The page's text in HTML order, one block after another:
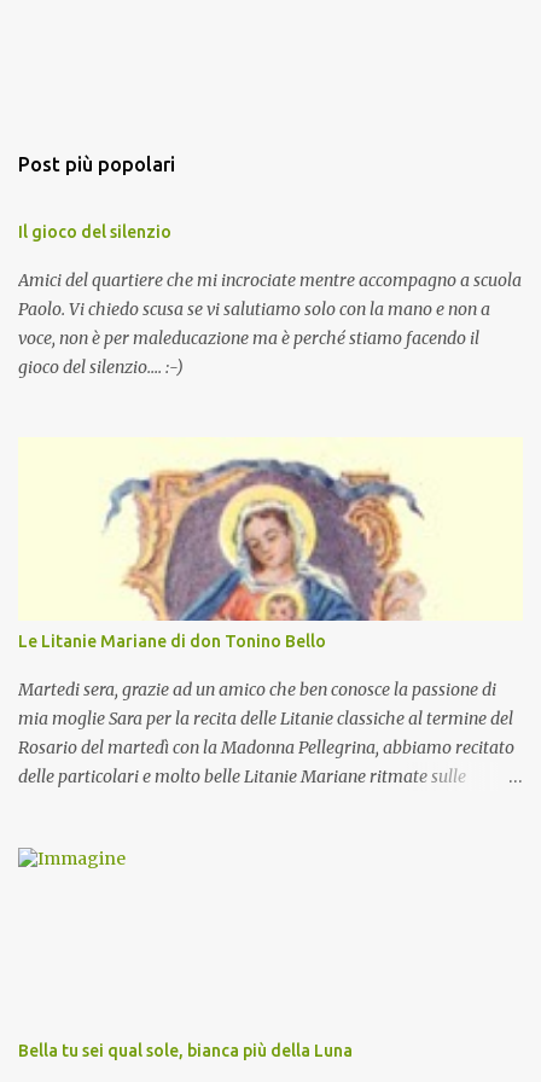
Post più popolari
Il gioco del silenzio
Amici del quartiere che mi incrociate mentre accompagno a scuola
Paolo. Vi chiedo scusa se vi salutiamo solo con la mano e non a
voce, non è per maleducazione ma è perché stiamo facendo il
gioco del silenzio.... :-)
Le Litanie Mariane di don Tonino Bello
Martedi sera, grazie ad un amico che ben conosce la passione di
mia moglie Sara per la recita delle Litanie classiche al termine del
Rosario del martedì con la Madonna Pellegrina, abbiamo recitato
delle particolari e molto belle Litanie Mariane ritmate sulle
preghiera.
Bella tu sei qual sole, bianca più della Luna